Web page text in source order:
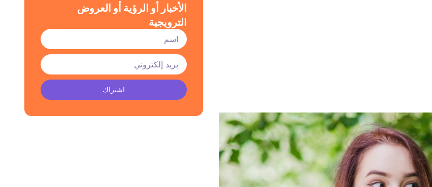
الأخبار أو الرؤية أو العروض
الترويجية
اشتراك